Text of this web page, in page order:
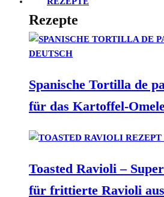
Rezepte
Spanische Tortilla de
für das Kartoffel-
Toasted Ravioli –
für frittierte Ravioli